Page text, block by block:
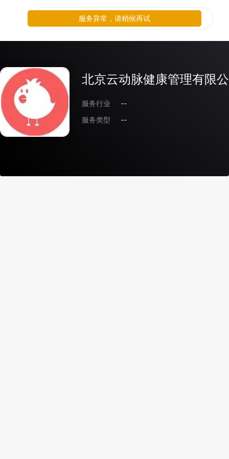
北京云动脉健康管理有限
服务行业
--
服务类型
--
服务异常，请稍候再试